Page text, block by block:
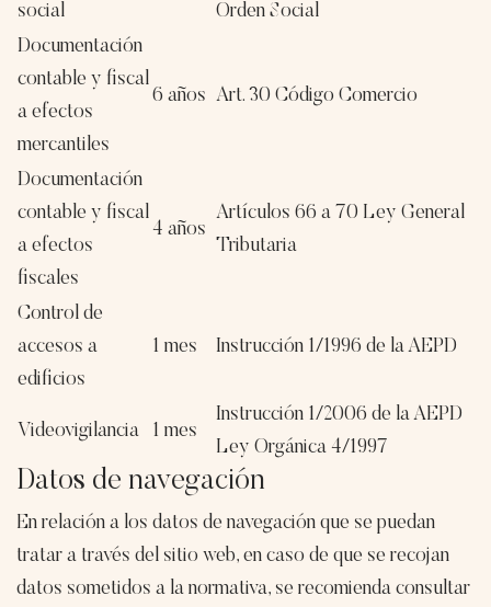
social
Orden Social
Documentación
contable y fiscal
a efectos
mercantiles
6 años Art. 30 Código Comercio
Documentación
contable y fiscal
a efectos
fiscales
4 años
Artículos 66 a 70 Ley General
Tributaria
Control de
accesos a
edificios
1 mes Instrucción 1/1996 de la AEPD
Videovigilancia 1 mes
Instrucción 1/2006 de la AEPD
Ley Orgánica 4/1997
Datos de navegación
En relación a los datos de navegación que se puedan
tratar a través del sitio web, en caso de que se recojan
datos sometidos a la normativa, se recomienda consultar